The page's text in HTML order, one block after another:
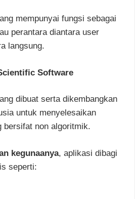
mempunyai fungsi sebagai
perantara diantara user
langsung.
Software
dibuat serta dikembangkan
untuk menyelesaikan
bersifat non algoritmik.
kegunaanya, aplikasi dibagi
seperti: